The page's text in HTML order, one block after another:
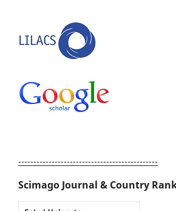
----------------------------------------------
Scimago Journal & Country Rank